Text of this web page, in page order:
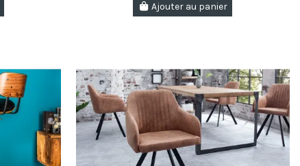
Ajouter au panier